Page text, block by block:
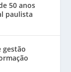
50 anos
paulista
gestão